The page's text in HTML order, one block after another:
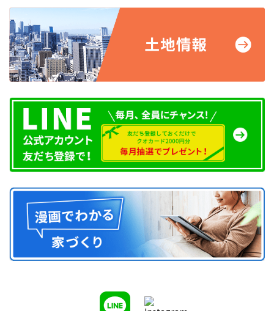
レイアウトや壁紙のポイント
せられます。例えば、ベッドは頭側を壁につけてレイアウトする
のが良いでしょう。頭の周りが開放的だと、落ち着いて寝られない
人が多く見られます。また、頭側が窓に向いていると、布団から出
ている頭や首元が外気に影響を受け、体調を崩しやすくなる可能
性もあります。ただし、ベッドの頭側以外の部分は少し周りの壁
などと余裕を持たせてください。壁ギリギリにベッドを配置する
と、壁が原因でかけ布団がたわみ、眠っているときに布団のすき間
そう」という想像を駆り立てやすい部分であり、視界に入ると落